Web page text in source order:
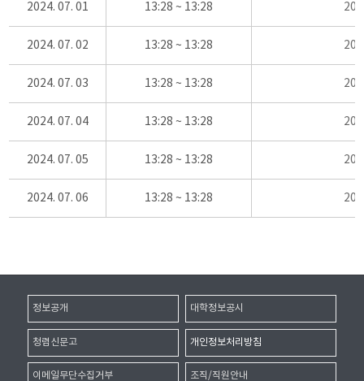
2024. 07. 01 13:28 ~ 13:28
2024. 07. 02 13:28 ~ 13:28
2024. 07. 03 13:28 ~ 13:28
2024. 07. 04 13:28 ~ 13:28
2024. 07. 05 13:28 ~ 13:28
2024. 07. 06 13:28 ~ 13:28
정보공개 대학정보공시
청렴신문고 개인정보처리방침
이메일무단수집거부 조직/직원안내